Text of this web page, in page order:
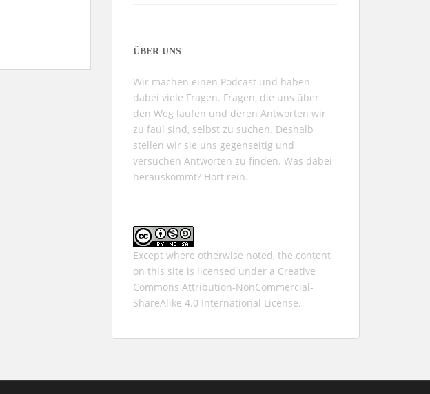
ÜBER UNS
Wir machen einen Podcast und haben
dabei viele Fragen. Fragen, die uns über
den Weg laufen und deren Antworten wir
zu faul sind, selbst zu suchen. Deshalb
stellen wir sie uns gegenseitig und
versuchen Antworten zu finden. Was dabei
herauskommt? Hört rein.
Except where otherwise noted, the content
on this site is licensed under a Creative
Commons Attribution-NonCommercial-
ShareAlike 4.0 International License.